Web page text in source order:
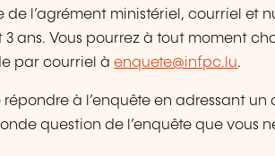
l’agrément ministériel, courriel et
ans. Vous pourrez à tout moment
par courriel àenquete@infpc.lu.
répondre à l’enquête en adressant un
question de l’enquête que vous